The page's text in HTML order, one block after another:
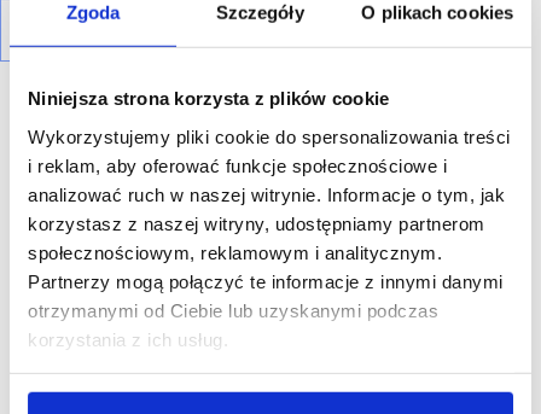
Zgoda Szczegóły O plikach cookies
Niniejsza strona korzysta z plików cookie
Wykorzystujemy pliki cookie do spersonalizowania treści
i reklam, aby oferować funkcje społecznościowe i
analizować ruch w naszej witrynie. Informacje o tym, jak
korzystasz z naszej witryny, udostępniamy partnerom
społecznościowym, reklamowym i analitycznym.
Partnerzy mogą połączyć te informacje z innymi danymi
otrzymanymi od Ciebie lub uzyskanymi podczas
korzystania z ich usług.
R E K L A M A